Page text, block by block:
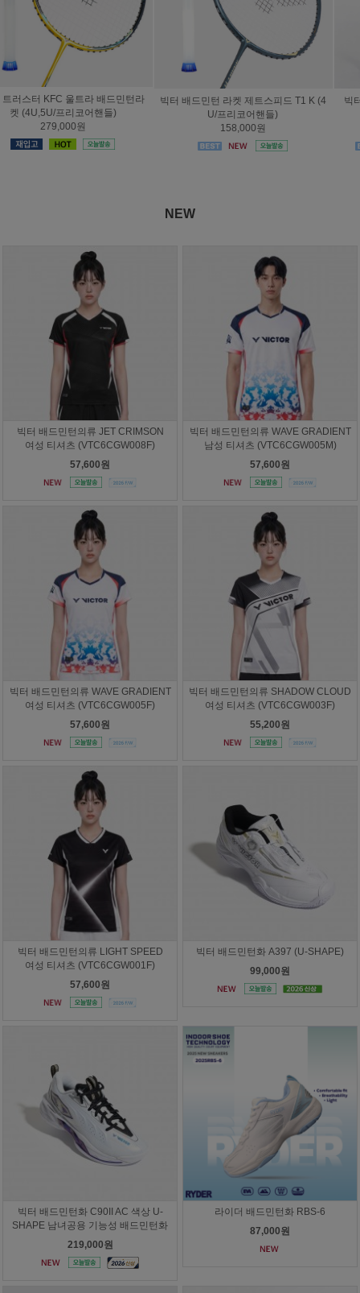
빅터 배드민턴 라켓 제트스피드 T1 K (4
U/프리코어핸들)
158,000원
빅터 라켓 아우라스피드 100X 울트라
(4U/프리코어핸들)
279,000원
NEW
빅터 배드민턴의류 JET CRIMSON
여성 티셔츠 (VTC6CGW008F)
57,600원
빅터 배드민턴의류 WAVE GRADIENT
남성 티셔츠 (VTC6CGW005M)
57,600원
빅터 배드민턴의류 WAVE GRADIENT
여성 티셔츠 (VTC6CGW005F)
57,600원
빅터 배드민턴의류 SHADOW CLOUD
여성 티셔츠 (VTC6CGW003F)
55,200원
빅터 배드민턴의류 LIGHT SPEED
여성 티셔츠 (VTC6CGW001F)
57,600원
빅터 배드민턴화 A397 (U-SHAPE)
99,000원
빅터 배드민턴화 C90II AC 색상 U-
SHAPE 남녀공용 기능성 배드민턴화
219,000원
라이더 배드민턴화 RBS-6
87,000원